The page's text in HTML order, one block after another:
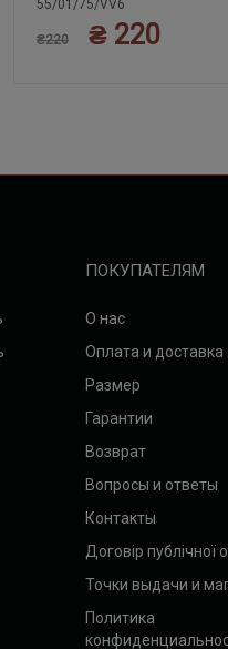
55/01/75/VV6
₴220 ₴ 220
ПОКУПАТЕЛЯМ
О нас
Оплата и доставка
Размер
Гарантии
Возврат
Вопросы и ответы
Контакты
Договір публічної
Точки выдачи и
Политика